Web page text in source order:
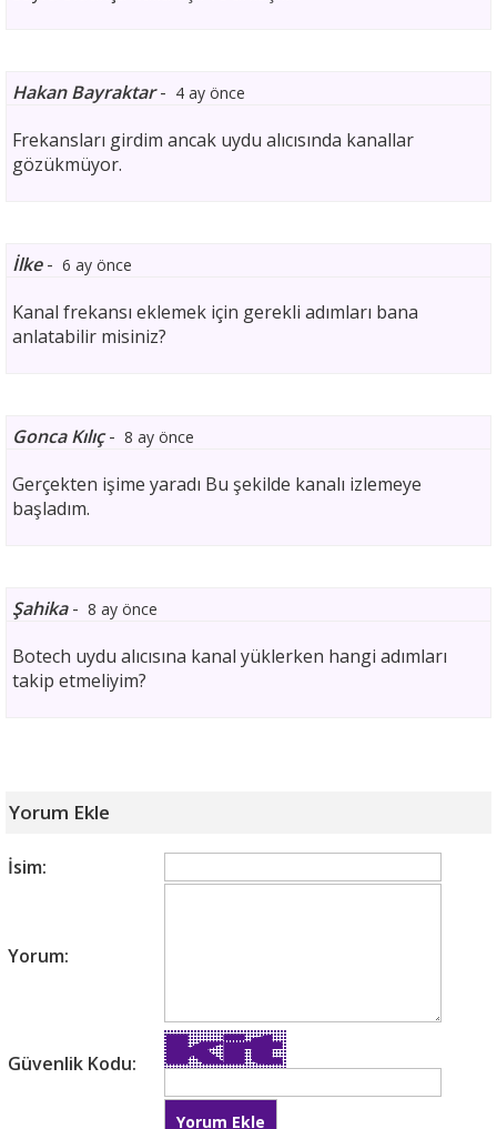
Hakan Bayraktar- 4 ay önce
Frekansları girdim ancak uydu alıcısında kanallar
gözükmüyor.
İlke- 6 ay önce
Kanal frekansı eklemek için gerekli adımları bana
anlatabilir misiniz?
Gonca Kılıç- 8 ay önce
Gerçekten işime yaradı Bu şekilde kanalı izlemeye
başladım.
Şahika- 8 ay önce
Botech uydu alıcısına kanal yüklerken hangi adımları
takip etmeliyim?
Yorum Ekle
İsim:
Yorum:
Güvenlik Kodu: